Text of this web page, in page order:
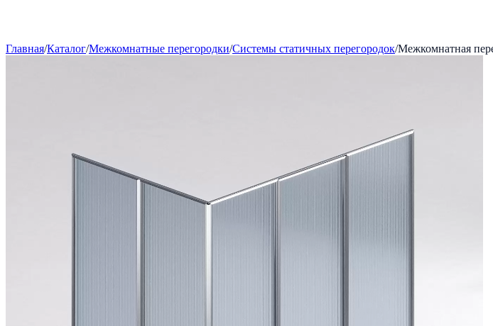
Главная/Каталог/Межкомнатные перегородки/Системы статичных перегородок/Межкомнатная